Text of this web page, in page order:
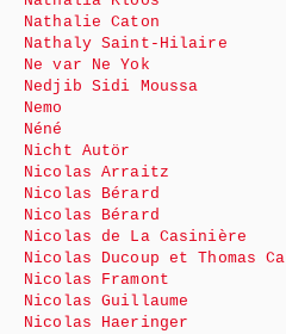
Nathalie Caton
Nathaly Saint-Hilaire
Ne var Ne Yok
Nedjib Sidi Moussa
Nemo
Néné
Nicht Autör
Nicolas Arraitz
Nicolas Bérard
Nicolas Bérard
Nicolas de La Casinière
Nicolas Ducoup et Thomas
Nicolas Framont
Nicolas Guillaume
Nicolas Haeringer